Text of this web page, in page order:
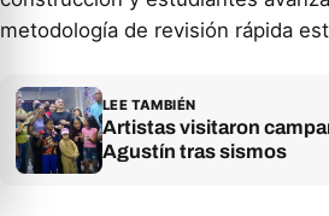
metodología de revisión rápida
LEE TAMBIÉN
Artistas visitaron
Agustín tras sismos